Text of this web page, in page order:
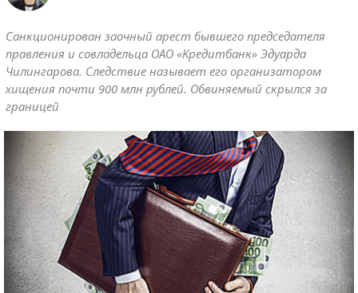
Санкционирован заочный арест бывшего председателя
правления и совладельца ОАО «Кредитбанк» Эдуарда
Чилингарова. Следствие называет его организатором
хищения почти 900 млн рублей. Обвиняемый скрылся за
границей